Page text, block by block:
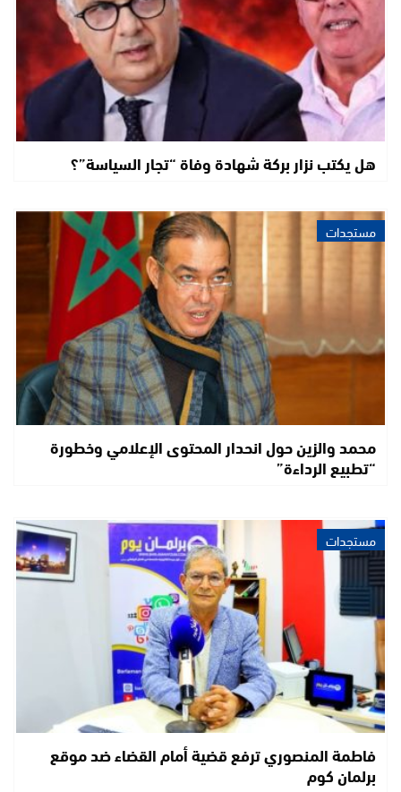
هل يكتب نزار بركة شهادة وفاة “تجار السياسة”؟
مستجدات
محمد والزين حول انحدار المحتوى الإعلامي وخطورة
“تطبيع الرداءة”
مستجدات
فاطمة المنصوري ترفع قضية أمام القضاء ضد موقع
برلمان كوم